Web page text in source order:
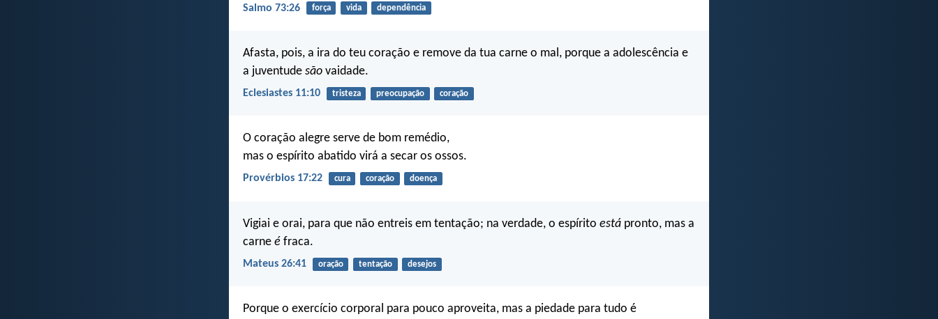
Salmo 73:26 força vida dependência
Afasta, pois, a ira do teu coração e remove da tua carne o mal, porque a adolescência e
a juventude são vaidade.
Eclesiastes 11:10 tristeza preocupação coração
O coração alegre serve de bom remédio,
mas o espírito abatido virá a secar os ossos.
Provérbios 17:22 cura coração doença
Vigiai e orai, para que não entreis em tentação; na verdade, o espírito está pronto, mas a
carne é fraca.
Mateus 26:41 oração tentação desejos
Porque o exercício corporal para pouco aproveita, mas a piedade para tudo é